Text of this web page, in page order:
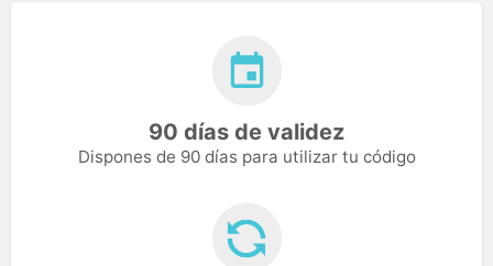
90 días de validez
Dispones de 90 días para utilizar tu código